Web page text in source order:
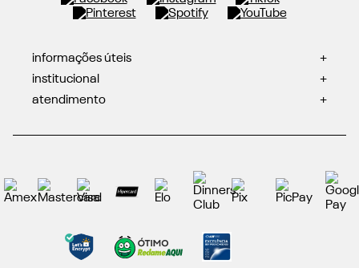
informações úteis
+
institucional
+
atendimento
+